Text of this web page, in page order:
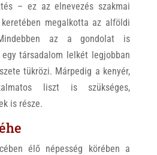
– ez az elnevezés szakmai
megalkotta az alföldi
az a gondolat is
társadalom lelkét legjobban
tükrözi. Márpedig a kenyér,
liszt is szükséges,
is része.
élő népesség körében a